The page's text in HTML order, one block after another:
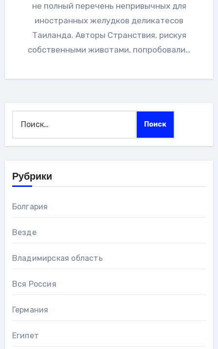
не полный перечень непривычных для
иностранных желудков деликатесов
Таиланда. Авторы Странствия, рискуя
собственными животами, попробовали…
Рубрики
Болгария
Везде
Владимирская область
Вся Россия
Германия
Египет